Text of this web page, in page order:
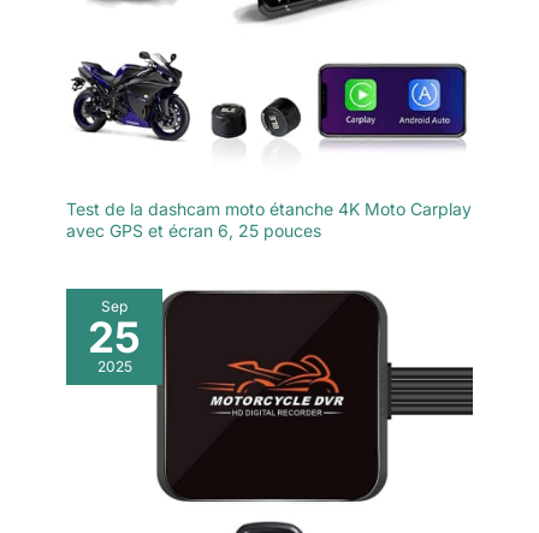
Test de la dashcam moto étanche 4K Moto Carplay
avec GPS et écran 6, 25 pouces
Sep
25
2025